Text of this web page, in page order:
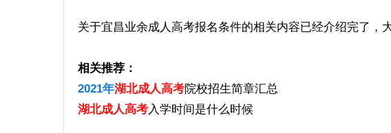
关于宜昌业余成人高考报名条件的相关内容已经介绍完了，
相关推荐：
2021年湖北成人高考院校招生简章汇总
湖北成人高考入学时间是什么时候